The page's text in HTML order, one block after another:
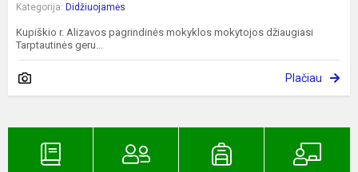
Kategorija: Didžiuojamės
Kupiškio r. Alizavos pagrindinės mokyklos mokytojos džiaugiasi
Tarptautinės geru...
Plačiau